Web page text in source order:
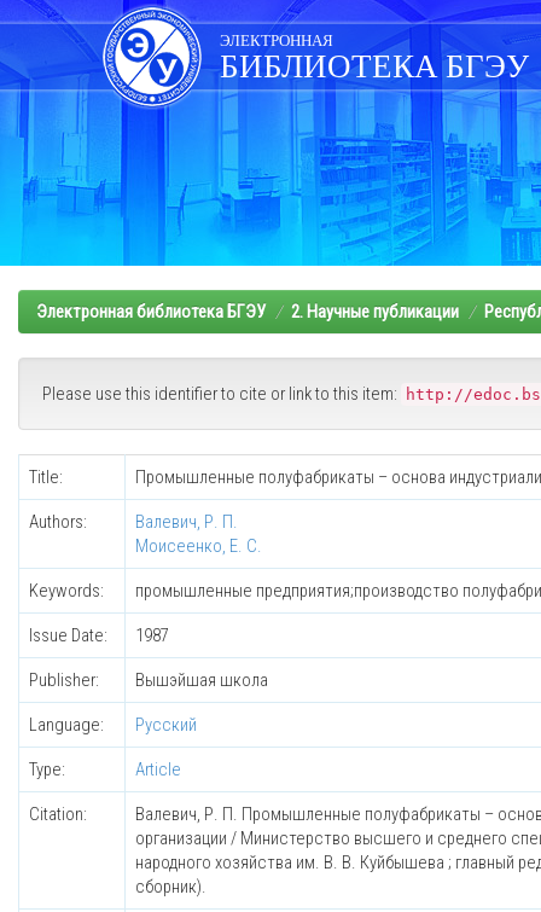
Skip
navigation
ЭЛЕКТРОННАЯ
БИБЛИОТЕКА БГЭУ
Электронная библиотека БГЭУ 2. Научные публикации
Please use this identifier to cite or link to this item: http://
Title: Промышленные полуфабрикаты – основа
Authors:
Валевич, Р. П.
Моисеенко, Е. С.
Keywords: промышленные предприятия;производство
Issue Date: 1987
Publisher: Вышэйшая школа
Language: Русский
Type: Article
Citation:
Валевич, Р. П. Промышленные полуфабрикаты –
организации / Министерство высшего и среднего
народного хозяйства им. В. В. Куйбышева ; главный
сборник).